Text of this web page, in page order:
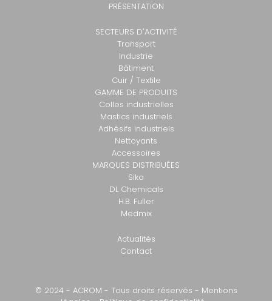
PRÉSENTATION
SECTEURS D'ACTIVITÉ
Transport
Industrie
Bâtiment
Cuir / Textile
GAMME DE PRODUITS
Colles industrielles
Mastics industriels
Adhésifs industriels
Nettoyants
Accessoires
MARQUES DISTRIBUÉES
Sika
DL Chemicals
H.B. Fuller
Medmix
Actualités
Contact
© 2024 - ACROM - Tous droits réservés - Mentions